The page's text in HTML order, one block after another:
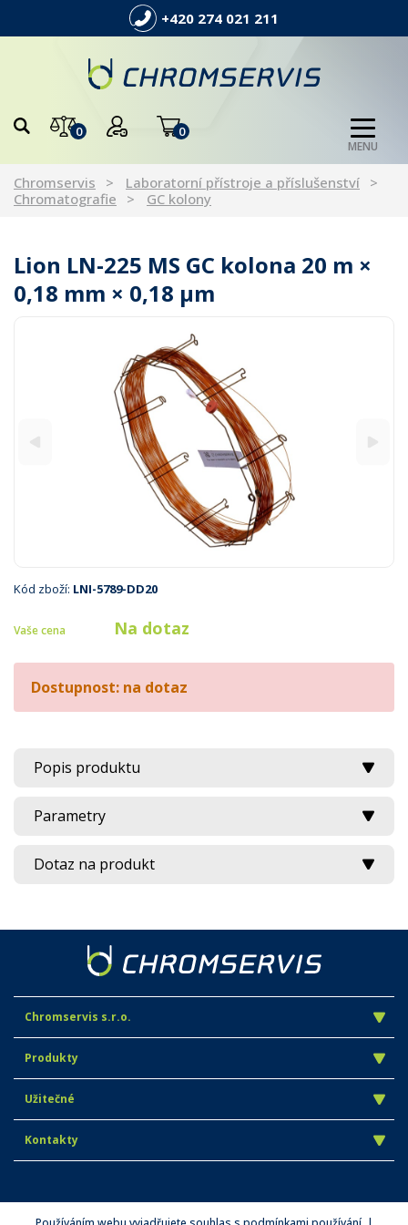
+420 274 021 211
0 0
MENU
Chromservis
Laboratorní přístroje a příslušenství
Chromatografie
GC kolony
Lion LN-225 MS GC kolona 20 m ×
0,18 mm × 0,18 µm
Kód zboží: LNI-5789-DD20
Vaše cena Na dotaz
Dostupnost: na dotaz
Popis produktu
Parametry
Dotaz na produkt
Chromservis s.r.o.
Produkty
Užitečné
Kontakty